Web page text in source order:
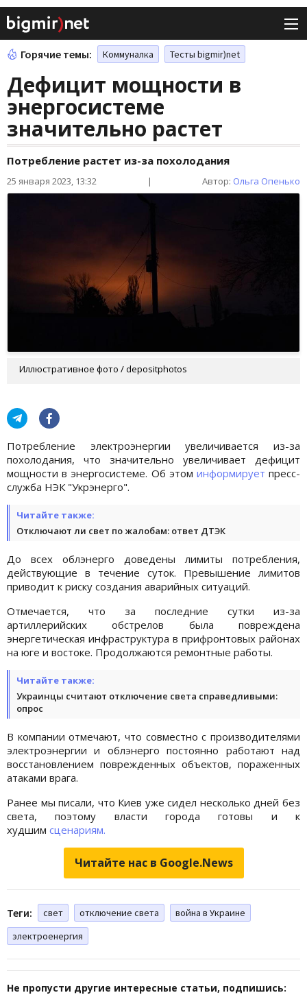
Горячие темы: Коммуналка Тесты bigmir)net
Дефицит мощности в
энергосистеме
значительно растет
Потребление растет из-за похолодания
25 января 2023, 13:32 | Автор: Ольга Опенько
Иллюстративное фото / depositphotos
Потребление электроэнергии увеличивается из-за
похолодания, что значительно увеличивает дефицит
мощности в энергосистеме. Об этом информирует пресс-
служба НЭК "Укрэнерго".
Читайте также:
Отключают ли свет по жалобам: ответ ДТЭК
До всех облэнерго доведены лимиты потребления,
действующие в течение суток. Превышение лимитов
приводит к риску создания аварийных ситуаций.
Отмечается, что за последние сутки из-за
артиллерийских обстрелов была повреждена
энергетическая инфраструктура в прифронтовых районах
на юге и востоке. Продолжаются ремонтные работы.
Читайте также:
Украинцы считают отключение света справедливыми:
опрос
В компании отмечают, что совместно с производителями
электроэнергии и облэнерго постоянно работают над
восстановлением поврежденных объектов, пораженных
атаками врага.
Ранее мы писали, что Киев уже сидел несколько дней без
света, поэтому власти города готовы и к
худшим сценариям.
Читайте нас в Google.News
Теги: свет отключение света
война в Украине
электроенергия
Не пропусти другие интересные статьи, подпишись: